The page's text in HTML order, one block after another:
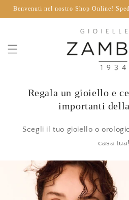
direttamente
ai contenuti
Benvenuti nel nostro Shop Online!
Regala un gioiello e
importanti
Scegli il tuo gioiello o
casa tua!